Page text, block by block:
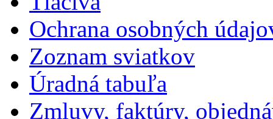
Ochrana osobných
Zoznam sviatkov
Úradná tabuľa
Zmluvy, faktúry,